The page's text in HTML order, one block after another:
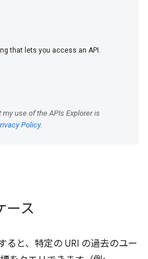
ース
ると、特定の URI の過去のユー